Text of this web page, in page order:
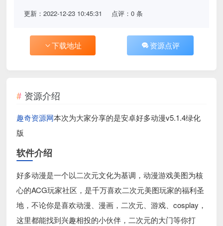
更新：2022-12-23 10:45:31 点评：0 条
下载地址 资源点评
资源介绍
趣奇资源网本次为大家分享的是安卓好多动漫v5.1.4绿化
版
软件介绍
好多动漫是一个以二次元文化为基调，动漫游戏美图为核
心的ACG玩家社区，是千万喜欢二次元美图玩家的福利圣
地，不论你是喜欢动漫、漫画，二次元、游戏、cosplay，
这里都能找到兴趣相投的小伙伴，二次元的大门等你打